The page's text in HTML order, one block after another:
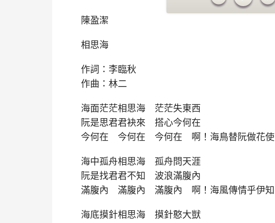
陳盈潔
相思海
作詞：李臨秋
作曲：林二
海面茫茫相思海 茫茫失東西
阮是思君君袂來 搭心今何在
今何在 今何在 今何在 啊！海鳥替阮做花使
海中孤舟相思海 孤舟問天涯
阮是找君君不知 波浪滿腹內
滿腹內 滿腹內 滿腹內 啊！海風傳情乎伊知
海底摸針相思海 摸針憨大獃